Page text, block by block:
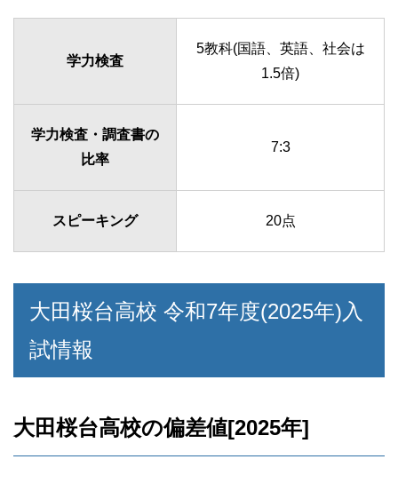
学力検査
5教科(国語、英語、社会は
1.5倍)
学力検査・調査書の
比率
7:3
スピーキング 20点
大田桜台高校 令和7年度(2025年)入
試情報
大田桜台高校の偏差値[2025年]